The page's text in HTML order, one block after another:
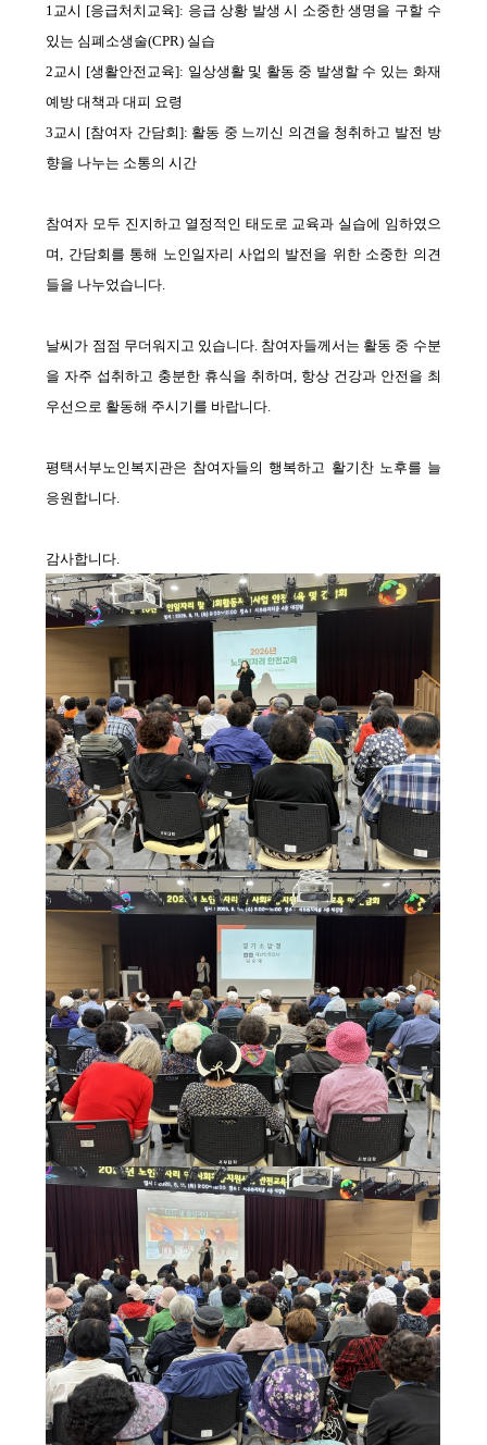
1교시 [응급처치교육]: 응급 상황 발생 시 소중한 생명을 구할 수
있는 심폐소생술(CPR) 실습
2교시 [생활안전교육]: 일상생활 및 활동 중 발생할 수 있는 화재
예방 대책과 대피 요령
3교시 [참여자 간담회]: 활동 중 느끼신 의견을 청취하고 발전 방
향을 나누는 소통의 시간
참여자 모두 진지하고 열정적인 태도로 교육과 실습에 임하였으
며, 간담회를 통해 노인일자리 사업의 발전을 위한 소중한 의견
들을 나누었습니다.
날씨가 점점 무더워지고 있습니다. 참여자들께서는 활동 중 수분
을 자주 섭취하고 충분한 휴식을 취하며, 항상 건강과 안전을 최
우선으로 활동해 주시기를 바랍니다.
평택서부노인복지관은 참여자들의 행복하고 활기찬 노후를 늘
응원합니다.
감사합니다.